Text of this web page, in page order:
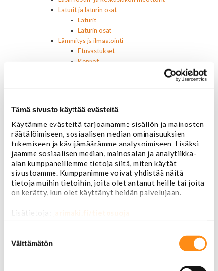
Tämä sivusto käyttää evästeitä
Käytämme evästeitä tarjoamamme sisällön ja mainosten
räätälöimiseen, sosiaalisen median ominaisuuksien
tukemiseen ja kävijämäärämme analysoimiseen. Lisäksi
jaamme sosiaalisen median, mainosalan ja analytiikka-
alan kumppaneillemme tietoja siitä, miten käytät
sivustoamme. Kumppanimme voivat yhdistää näitä
tietoja muihin tietoihin, joita olet antanut heille tai joita
on kerätty, kun olet käyttänyt heidän palvelujaan.
Lisätietoja: jarimaki.fi/tietosuoja
valinta
Välttämätön
Laturit ja laturin osat
Laturit
Laturin osat
Lämmitys ja ilmastointi
Etuvastukset
Kennot
Moottorit
Muut
Ohjainlaitteet
Startit ja startin osat
Starttimoottorit
Starttimoottorin osat
Sytytysosat
Sähköosat
Ajovalokytkimet
Jarruvalokytkimet